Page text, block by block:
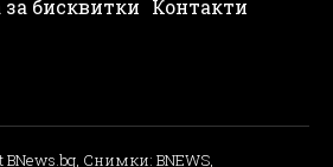
бисквитки Контакти
BNews.bg, Снимки: BNEWS,